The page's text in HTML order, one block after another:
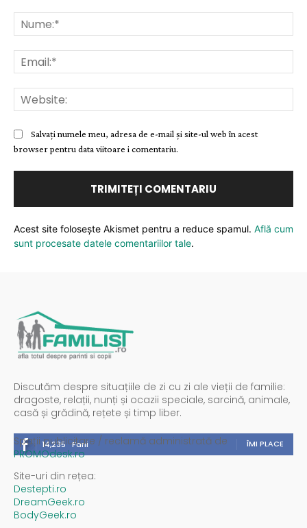
Salvați numele meu, adresa de e-mail și site-ul web în acest
browser pentru data viitoare i comentariu.
Acest site folosește Akismet pentru a reduce spamul. Află cum
sunt procesate datele comentariilor tale.
Discutăm despre situațiile de zi cu zi ale vieții de familie:
dragoste, relații, nunți și ocazii speciale, sarcină, animale,
casă și grădină, rețete și timp liber.
14,235 Fani ÎMI PLACE
Spații publicitare / reclamă administrată de
PROMOdesk.ro
Site-uri din rețea:
Destepti.ro
DreamGeek.ro
BodyGeek.ro